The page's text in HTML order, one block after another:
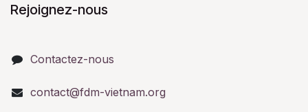
Rejoignez-nous
Contactez-nous
contact@fdm-vietnam.org